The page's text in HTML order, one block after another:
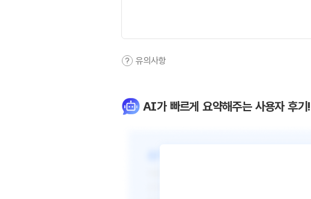
유의사항
AI가 빠르게 요약해주는 사용자 후기!